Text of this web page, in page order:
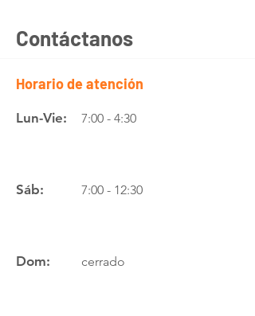
Contáctanos
Horario de atención
Lun-Vie: 7:00 - 4:30
Sáb: 7:00 - 12:30
Dom: cerrado